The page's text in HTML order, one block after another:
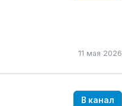
выжимаем из него
11 мая 2026
В канал